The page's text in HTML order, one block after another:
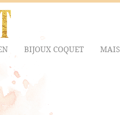
BIJOUX COQUET